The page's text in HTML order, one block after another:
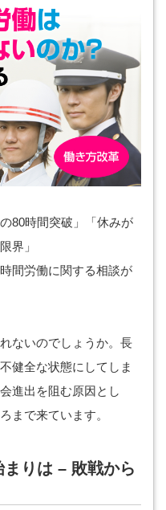
80時間突破」「休みが
界」
間労働に関する相談が
ないのでしょうか。長
健全な状態にしてしま
進出を阻む原因とし
まで来ています。
まりは – 敗戦から